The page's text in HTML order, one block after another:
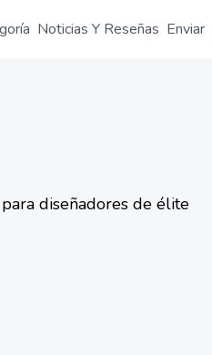
Noticias Y Reseñas Enviar
diseñadores de élite